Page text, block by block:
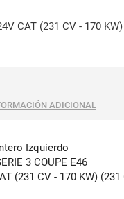
CAT (231 CV - 170
ADICIONAL
Izquierdo
3 COUPE E46
(231 CV - 170 KW) (231